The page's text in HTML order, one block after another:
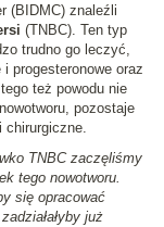
(BIDMC) znaleźli
(TNBC). Ten typ
trudno go leczyć,
progesteronowe oraz
też powodu nie
pozostaje
chirurgiczne.
TNBC zaczęliśmy
tego nowotworu.
się opracować
już